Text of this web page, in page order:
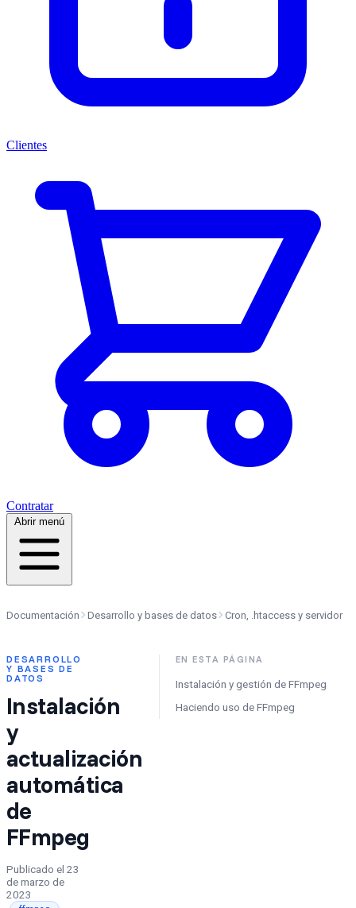
Clientes
Contratar
Abrir menú
Documentación Desarrollo y bases de datos Cron, .htaccess y servidor
DESARROLLO
Y BASES DE
DATOS
Instalación
y
actualización
automática
de
FFmpeg
Publicado el 23
de marzo de
2023
EN ESTA PÁGINA
Instalación y gestión de FFmpeg
Haciendo uso de FFmpeg